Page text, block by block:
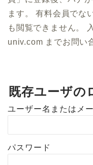
ます。 有料会員でな
も閲覧できません。
univ.com までお問い
既存ユーザの
ユーザー名またはメ
パスワード